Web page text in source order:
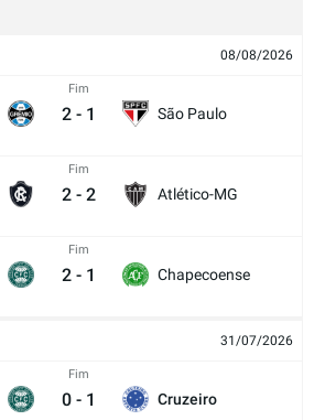
08/08/2026
Fim
2 - 1 São Paulo
Fim
2 - 2 Atlético-MG
Fim
2 - 1 Chapecoense
31/07/2026
Fim
0 - 1 Cruzeiro